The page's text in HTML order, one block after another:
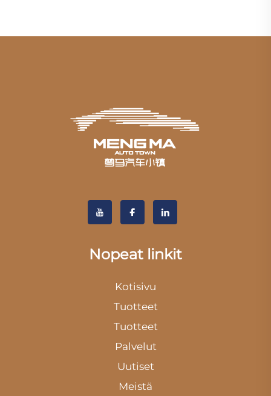
Nopeat linkit
Kotisivu
Tuotteet
Tuotteet
Palvelut
Uutiset
Meistä